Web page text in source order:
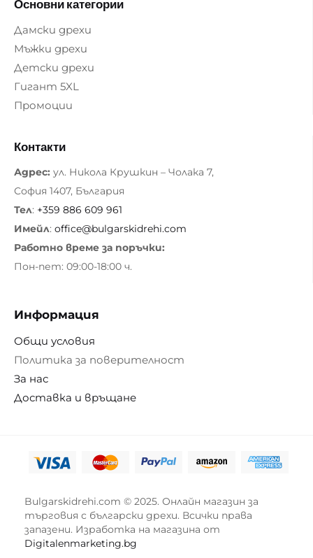
Основни категории
Дамски дрехи
Мъжки дрехи
Детски дрехи
Гигант 5XL
Промоции
Контакти
Адрес: ул. Никола Крушкин – Чолака 7,
София 1407, България
Тел: +359 886 609 961
Имейл: office@bulgarskidrehi.com
Работно време за поръчки:
Пон-пет: 09:00-18:00 ч.
Информация
Общи условия
Политика за поверителност
За нас
Доставка и връщане
Bulgarskidrehi.com © 2025. Онлайн магазин за
търговия с български дрехи. Всички права
запазени. Изработка на магазина от
Digitalenmarketing.bg